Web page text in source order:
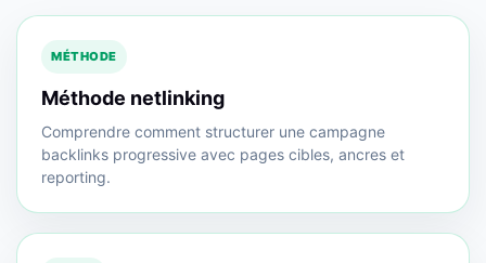
MÉTHODE
Méthode netlinking
Comprendre comment structurer une campagne
backlinks progressive avec pages cibles, ancres et
reporting.